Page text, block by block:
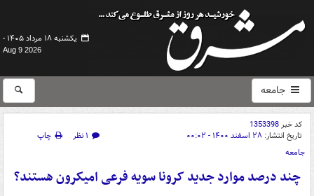
یکشنبه ۱۸ مرداد ۱۴۰۵ -
Aug 9 2026
جامعه
کد خبر1353398
تاریخ انتشار: ۲۸ اسفند ۱۴۰۰ - ۰۰:۰۲ ۱ نظر
چاپ
جامعه
چند درصد موارد جدید کرونا سویه فرعی امیکرون هستند؟